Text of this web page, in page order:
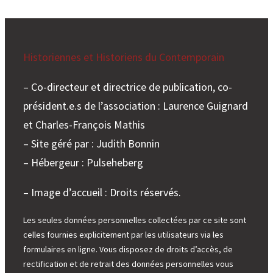
r
Historiennes et Historiens du Contemporain
– Co-directeur et directrice de publication, co-
président.e.s de l’association : Laurence Guignard
et Charles-François Mathis
– Site géré par : Judith Bonnin
– Hébergeur : Pulseheberg
– Image d’accueil : Droits réservés.
Les seules données personnelles collectées par ce site sont
celles fournies explicitement par les utilisateurs via les
formulaires en ligne. Vous disposez de droits d’accès, de
rectification et de retrait des données personnelles vous